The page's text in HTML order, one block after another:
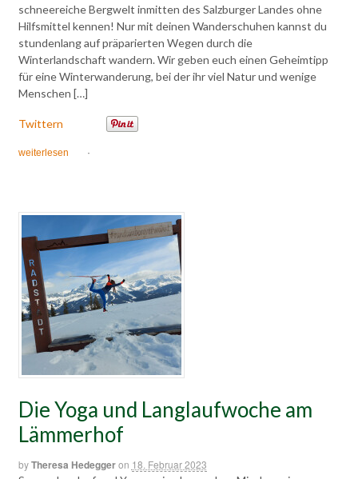
schneereiche Bergwelt inmitten des Salzburger Landes ohne
Hilfsmittel kennen! Nur mit deinen Wanderschuhen kannst du
stundenlang auf präparierten Wegen durch die
Winterlandschaft wandern. Wir geben euch einen Geheimtipp
für eine Winterwanderung, bei der ihr viel Natur und wenige
Menschen […]
Twittern
weiterlesen ·
Die Yoga und Langlaufwoche am
Lämmerhof
byTheresa Hedeggeron 18. Februar 2023